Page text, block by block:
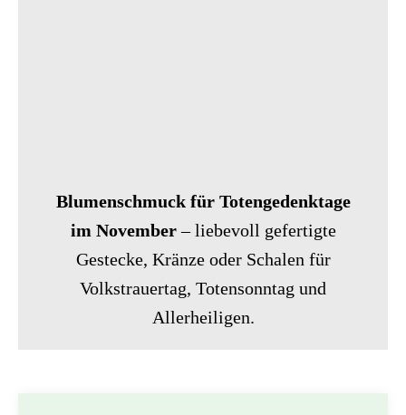
Blumenschmuck für Totengedenktage
im November– liebevoll gefertigte
Gestecke, Kränze oder Schalen für
Volkstrauertag, Totensonntag und
Allerheiligen.